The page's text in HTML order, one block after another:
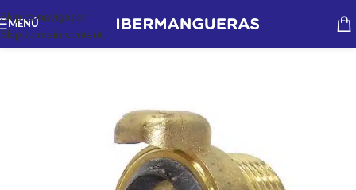
Skip to navigation
Skip to main content
MENÚ